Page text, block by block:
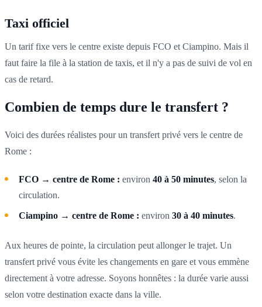
Taxi officiel
Un tarif fixe vers le centre existe depuis FCO et Ciampino. Mais il
faut faire la file à la station de taxis, et il n'y a pas de suivi de vol en
cas de retard.
Combien de temps dure le transfert ?
Voici des durées réalistes pour un transfert privé vers le centre de
Rome :
FCO → centre de Rome : environ 40 à 50 minutes, selon la
circulation.
Ciampino → centre de Rome : environ 30 à 40 minutes.
Aux heures de pointe, la circulation peut allonger le trajet. Un
transfert privé vous évite les changements en gare et vous emmène
directement à votre adresse. Soyons honnêtes : la durée varie aussi
selon votre destination exacte dans la ville.